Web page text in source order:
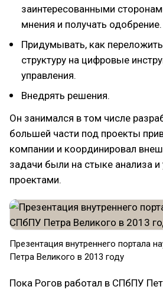
заинтересованными
мнения и получать одобрение.
Придумывать, как
структуру на цифровые
управления.
Внедрять решения.
Он занимался в том числе
большей части под проекты
компании и координировал
задачи были на стыке анализа и
проектами.
Презентация внутреннего портала
Петра Великого в 2013 году
Пока Рогов работал в СПбПУ